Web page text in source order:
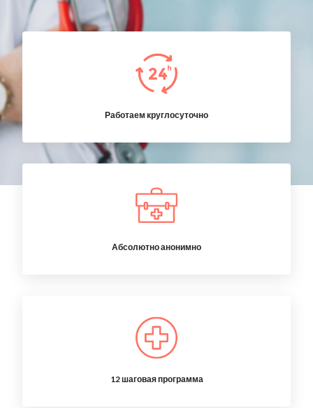
Работаем круглосуточно
Абсолютно анонимно
12 шаговая программа